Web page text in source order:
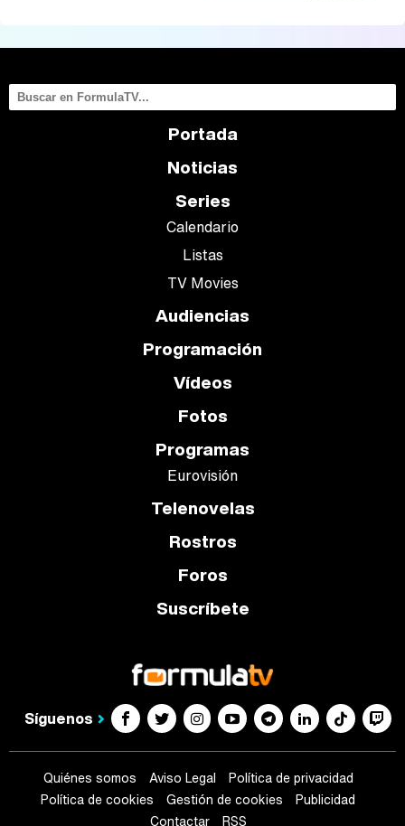
Portada
Noticias
Series
Calendario
Listas
TV Movies
Audiencias
Programación
Vídeos
Fotos
Programas
Eurovisión
Telenovelas
Rostros
Foros
Suscríbete
Síguenos
Quiénes somos Aviso Legal
Política de privacidad
Política de cookies
Gestión de cookies
Publicidad
Contactar
RSS